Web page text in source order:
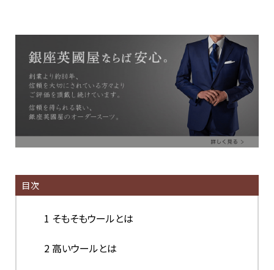
目次
1 そもそもウールとは
2高いウールとは